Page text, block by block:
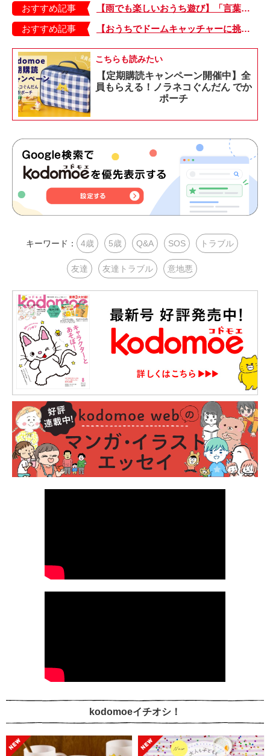
おすすめ記事
【雨でも楽しいおうち遊び】「言葉あそび」で伸ばす表現力や想像力・おうちあそび図鑑4
おすすめ記事
【おうちでドームキャッチャーに挑戦だ】アンパンマン わくわくドームキャッチャー
こちらも読みたい
【定期購読キャンペーン開催中】全
員もらえる！ノラネコぐんだん でか
ポーチ
キーワード： 4歳 5歳 Q&A SOS トラブル
友達 友達トラブル 意地悪
kodomoeイチオシ！